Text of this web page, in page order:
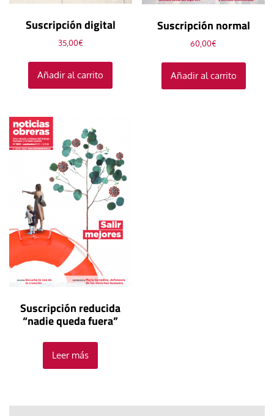
Suscripción digital
35,00€
Añadir al carrito
Suscripción normal
60,00€
Añadir al carrito
Suscripción reducida
“nadie queda fuera”
Leer más